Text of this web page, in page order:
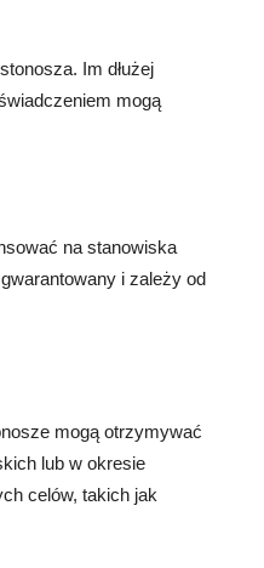
Im dłużej
mogą
na stanowiska
i zależy od
mogą otrzymywać
lub w okresie
celów, takich jak